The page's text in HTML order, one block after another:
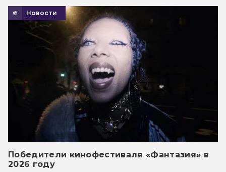
Новости
Победители кинофестиваля «Фантазия» в
2026 году